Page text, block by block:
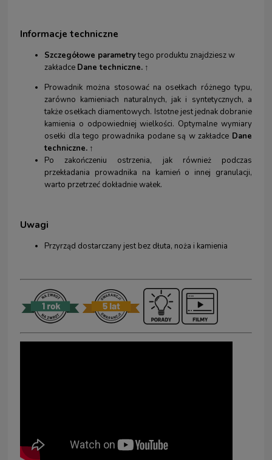
Informacje techniczne
Szczegółowe parametrytego produktu znajdziesz w
zakładce Dane techniczne. ↑
Prowadnik można stosować na osełkach różnego typu,
zarówno kamieniach naturalnych, jak i syntetycznych, a
także osełkach diamentowych. Istotne jest jednak dobranie
kamienia o odpowiedniej wielkości. Optymalne wymiary
osełki dla tego prowadnika podane są w zakładce Dane
techniczne. ↑
Po zakończeniu ostrzenia, jak również podczas
przekładania prowadnika na kamień o innej granulacji,
warto przetrzeć dokładnie wałek.
Uwagi
Przyrząd dostarczany jest bez dłuta, noża i kamienia